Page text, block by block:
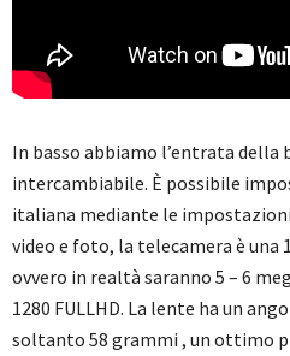
In basso abbiamo l’entrata della
intercambiabile. È possibile
italiana mediante le
video e foto, la telecamera è
ovvero in realtà saranno 5 – 6
1280 FULLHD. La lente ha un
soltanto 58 grammi , un ottimo